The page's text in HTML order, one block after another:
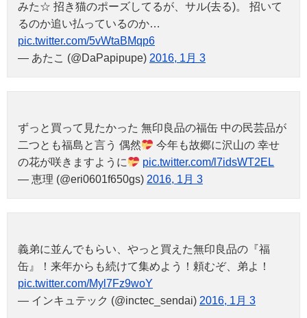
みた☆ 招き猫のポーズしてるが、サル(去る)。 招いて
るのか追い払っているのか…
pic.twitter.com/5vWtaBMqp6
— あたこ (@DaPapipupe) 2016, 1月 3
ずっと買って見たかった 無印良品の福缶 中の民芸品が
二つとも福島と言う 偶然
今年も故郷に沢山の 幸せ
の花が咲きますように
pic.twitter.com/l7idsWT2EL
— 恵理 (@eri0601f650gs) 2016, 1月 3
義弟に並んでもらい、やっと買えた無印良品の『福
缶』！来年からも続けて集めよう！頼むぞ、弟よ！
pic.twitter.com/Myl7Fz9woY
— インキュテック (@inctec_sendai) 2016, 1月 3